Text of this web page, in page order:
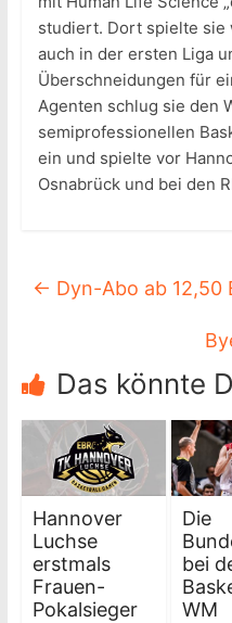
studiert. Dort spielte sie
auch in der ersten Liga
Überschneidungen für
Agenten schlug sie den
semiprofessionellen
ein und spielte vor
Osnabrück und bei den
← Dyn-Abo ab 12,50
Das könnte
Hannover
Luchse
erstmals
Frauen-
Pokalsieger
Die
bei
WM